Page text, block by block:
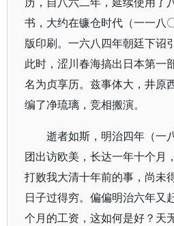
书，大约在镰仓时代（一一八
版印刷。一六八四年朝廷下诏
此时，涩川春海搞出日本第一
名为贞享历。兹事体大，井原
编了净琉璃，竞相搬演。
逝者如斯，明治四年（一
团出访欧美，长达一年十个月
打败我大清十年前的事，尚未
日子过得穷。偏偏明治六年又
个月的工资，这如何是好？天